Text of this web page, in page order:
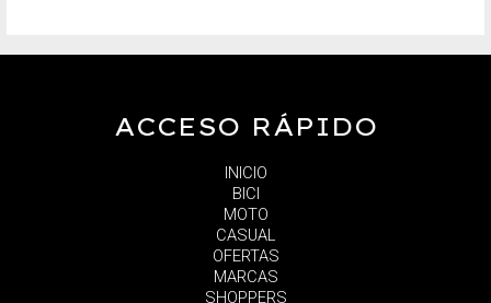
ACCESO RÁPIDO
INICIO
BICI
MOTO
CASUAL
OFERTAS
MARCAS
SHOPPERS